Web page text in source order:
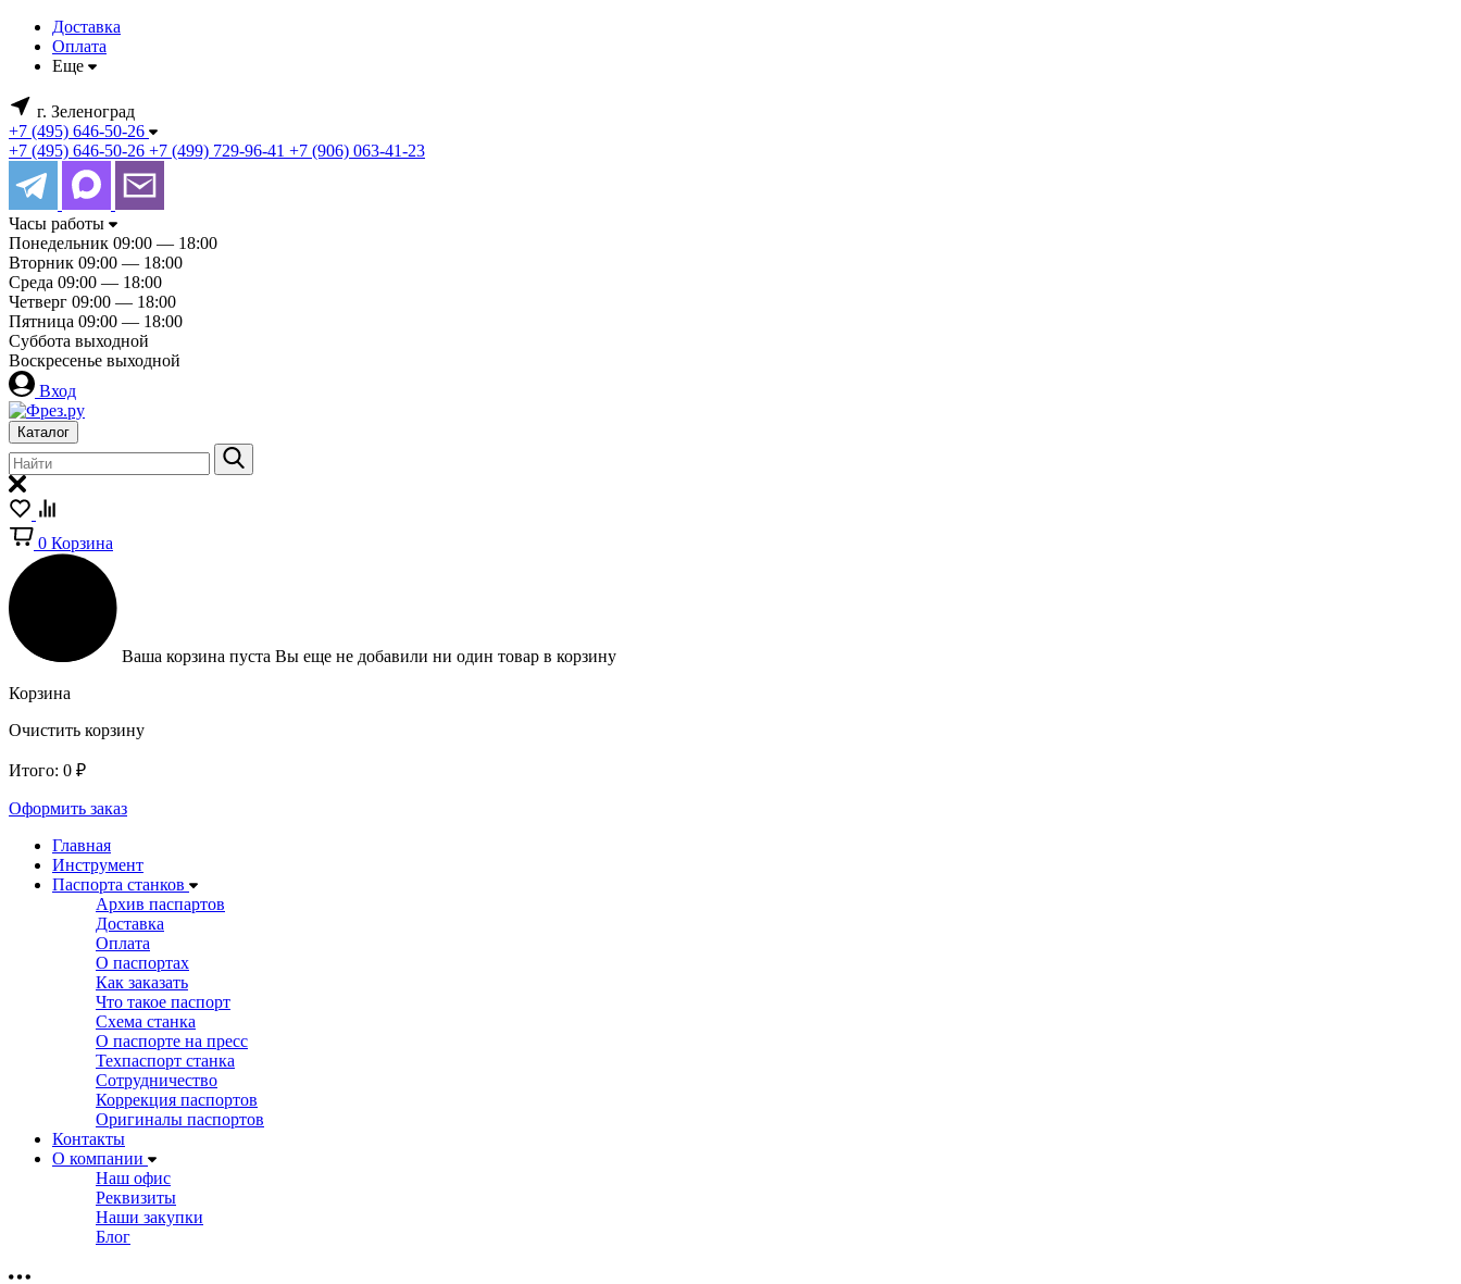
Доставка
Оплата
Еще
г. Зеленоград
+7 (495) 646-50-26
+7 (495) 646-50-26 +7 (499) 729-96-41 +7 (906) 063-41-23
Часы работы
Понедельник 09:00 — 18:00
Вторник 09:00 — 18:00
Среда 09:00 — 18:00
Четверг 09:00 — 18:00
Пятница 09:00 — 18:00
Суббота выходной
Воскресенье выходной
Вход
Каталог
0 Корзина
Ваша корзина пуста Вы еще не добавили ни один товар в корзину
Корзина
Очистить корзину
Итого: 0 ₽
Оформить заказ
Главная
Инструмент
Паспорта станков
Архив паспартов
Доставка
Оплата
О паспортах
Как заказать
Что такое паспорт
Схема станка
О паспорте на пресс
Техпаспорт станка
Сотрудничество
Коррекция паспортов
Оригиналы паспортов
Контакты
О компании
Наш офис
Реквизиты
Наши закупки
Блог